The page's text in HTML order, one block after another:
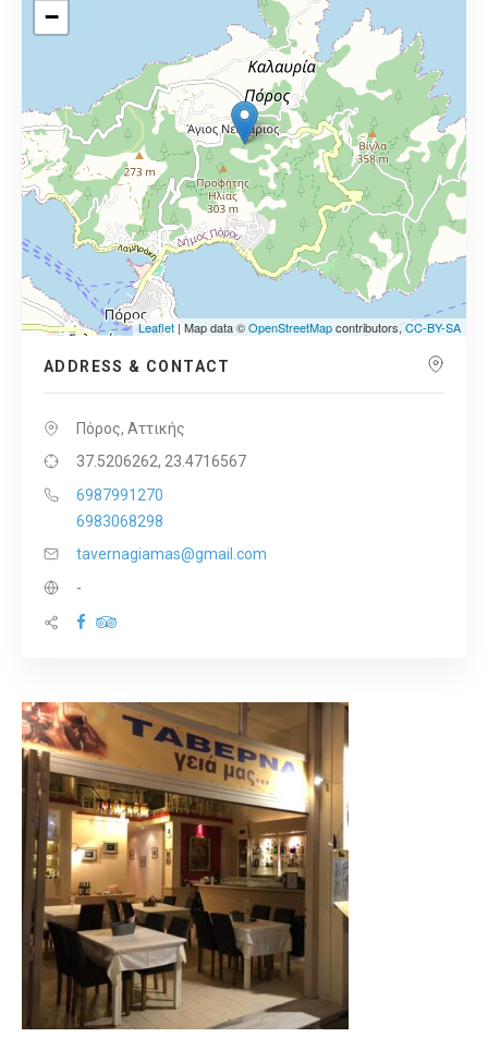
−
Leaflet | Map data ©OpenStreetMapcontributors,CC-BY-SA
ADDRESS & CONTACT
Πόρος, Αττικής
37.5206262, 23.4716567
6987991270
6983068298
tavernagiamas@gmail.com
-